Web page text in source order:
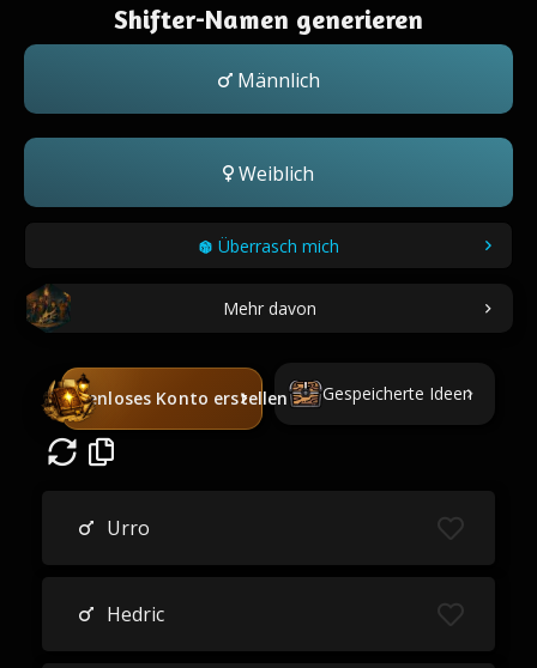
Shifter-Namen generieren
Männlich
Weiblich
Überrasch mich
Mehr davon
Kostenloses Konto erstellen Gespeicherte Ideen
Urro
Hedric